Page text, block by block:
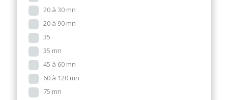
20 à 30 mn
20 à 90 mn
35
35 mn
45 à 60 mn
60 à 120 mn
75 mn